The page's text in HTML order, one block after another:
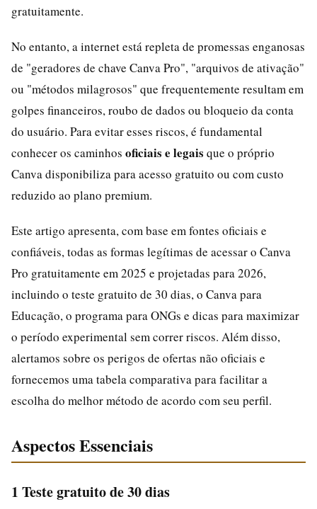
gratuitamente.
No entanto, a internet está repleta de promessas enganosas
de "geradores de chave Canva Pro", "arquivos de ativação"
ou "métodos milagrosos" que frequentemente resultam em
golpes financeiros, roubo de dados ou bloqueio da conta
do usuário. Para evitar esses riscos, é fundamental
conhecer os caminhos oficiais e legais que o próprio
Canva disponibiliza para acesso gratuito ou com custo
reduzido ao plano premium.
Este artigo apresenta, com base em fontes oficiais e
confiáveis, todas as formas legítimas de acessar o Canva
Pro gratuitamente em 2025 e projetadas para 2026,
incluindo o teste gratuito de 30 dias, o Canva para
Educação, o programa para ONGs e dicas para maximizar
o período experimental sem correr riscos. Além disso,
alertamos sobre os perigos de ofertas não oficiais e
fornecemos uma tabela comparativa para facilitar a
escolha do melhor método de acordo com seu perfil.
Aspectos Essenciais
1 Teste gratuito de 30 dias